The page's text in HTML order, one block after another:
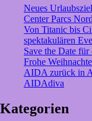
Neues
Center Parcs
Von Titanic bis
spektakulären
Save the Date
Frohe
AIDA zurück in
AIDAdiva
Kategorien